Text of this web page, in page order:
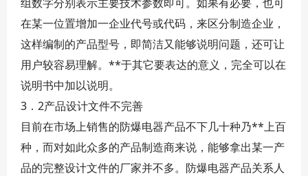
在某一位置增加一企业代号或代码，来区分制造企业，
这样编制的产品型号，即简洁又能够说明问题，还可让
用户较容易理解。**于其它要表达的意义，完全可以在
说明书中加以说明。
3．2产品设计文件不完善
目前在市场上销售的防爆电器产品不下几十种乃**上百
种，而对如此众多的产品制造商来说，能够拿出某一产
品的完整设计文件的厂家并不多。防爆电器产品关系人